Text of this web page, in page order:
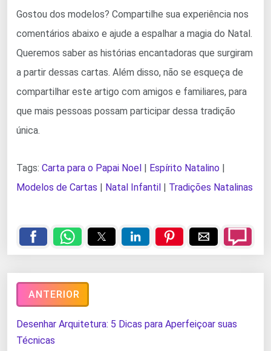
Gostou dos modelos? Compartilhe sua experiência nos
comentários abaixo e ajude a espalhar a magia do Natal.
Queremos saber as histórias encantadoras que surgiram
a partir dessas cartas. Além disso, não se esqueça de
compartilhar este artigo com amigos e familiares, para
que mais pessoas possam participar dessa tradição
única.
Tags: Carta para o Papai Noel | Espírito Natalino |
Modelos de Cartas | Natal Infantil | Tradições Natalinas
ANTERIOR
Desenhar Arquitetura: 5 Dicas para Aperfeiçoar suas
Técnicas